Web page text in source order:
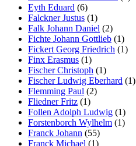
Eyth Eduard (6)
Falckner Justus (1)
Falk Johann Daniel (2)
Fichte Johann Gottlieb (1)
Fickert Georg Friedrich (1)
Finx Erasmus (1)
Fischer Christoph (1)
Fischer Ludwig Eberhard (1)
Flemming Paul (2)
Fliedner Fritz (1)
Follen Adolph Ludwig (1)
Forstenborch Wylhelm (1)
Franck Johann (55)
Franck Michael (1)